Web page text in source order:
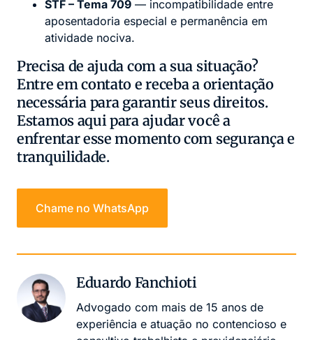
STF – Tema 709 — incompatibilidade entre
aposentadoria especial e permanência em
atividade nociva.
Precisa de ajuda com a sua situação?
Entre em contato e receba a orientação
necessária para garantir seus direitos.
Estamos aqui para ajudar você a
enfrentar esse momento com segurança e
tranquilidade.
Chame no WhatsApp
Eduardo Fanchioti
Advogado com mais de 15 anos de
experiência e atuação no contencioso e